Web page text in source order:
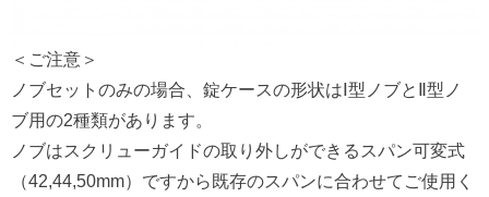
＜ご注意＞
ノブセットのみの場合、錠ケースの形状はⅠ型ノブとⅡ型ノ
ブ用の2種類があります。
ノブはスクリューガイドの取り外しができるスパン可変式
（42,44,50mm）ですから既存のスパンに合わせてご使用く